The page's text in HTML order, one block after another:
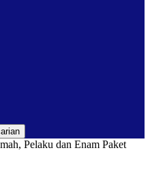
Pelaku dan Enam Paket